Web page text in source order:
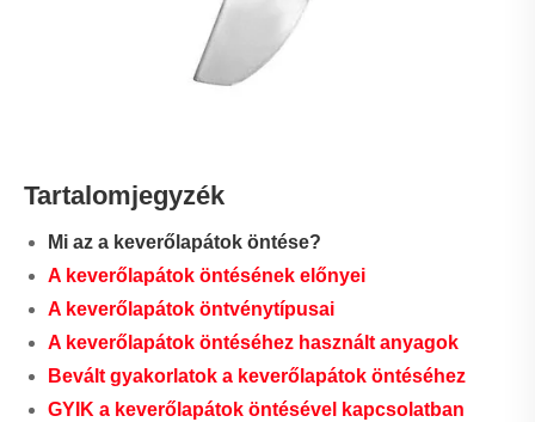
Tartalomjegyzék
Mi az a keverőlapátok öntése?
A keverőlapátok öntésének előnyei
A keverőlapátok öntvénytípusai
A keverőlapátok öntéséhez használt anyagok
Bevált gyakorlatok a keverőlapátok öntéséhez
GYIK a keverőlapátok öntésével kapcsolatban